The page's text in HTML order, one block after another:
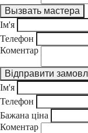
Ім'я
Телефон
Коментар
Ім'я
Телефон
Бажана ціна
Коментар